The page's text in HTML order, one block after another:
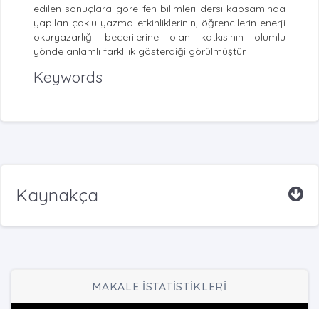
edilen sonuçlara göre fen bilimleri dersi kapsamında
yapılan çoklu yazma etkinliklerinin, öğrencilerin enerji
okuryazarlığı becerilerine olan katkısının olumlu
yönde anlamlı farklılık gösterdiği görülmüştür.
Keywords
Kaynakça
MAKALE İSTATİSTİKLERİ